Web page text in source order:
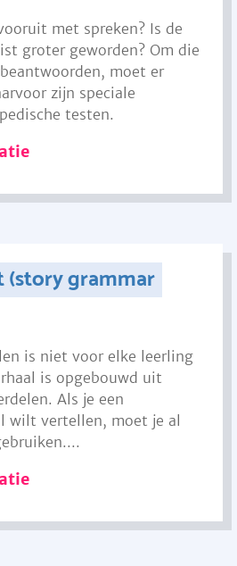
met spreken? Is de
groter geworden? Om die
moet er
zijn speciale
testen.
(story grammar
is niet voor elke leerling
is opgebouwd uit
Als je een
wilt vertellen, moet je al